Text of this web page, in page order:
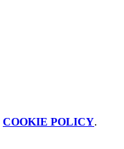
COOKIE POLICY.